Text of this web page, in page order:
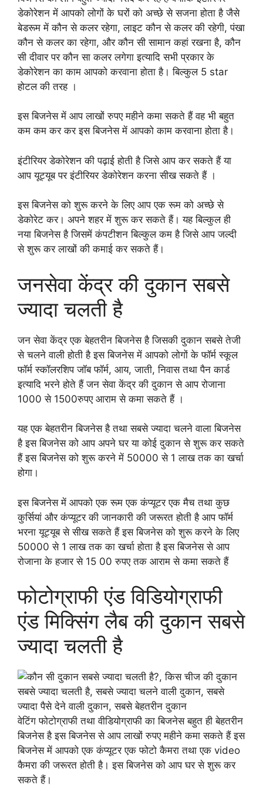
डेकोरेशन में आपको लोगों के घरों को अच्छे से सजना होता है जैसे
बेडरूम में कौन से कलर रहेगा, लाइट कौन से कलर की रहेगी, पंखा
कौन से कलर का रहेगा, और कौन सी सामान कहां रखना है, कौन
सी दीवार पर कौन सा कलर लगेगा इत्यादि सभी प्रकार के
डेकोरेशन का काम आपको करवाना होता है। बिल्कुल 5 star
होटल की तरह ।
इस बिजनेस में आप लाखों रुपए महीने कमा सकते हैं वह भी बहुत
कम कम कर कर इस बिजनेस में आपको काम करवाना होता है।
इंटीरियर डेकोरेशन की पढ़ाई होती है जिसे आप कर सकते हैं या
आप यूट्यूब पर इंटीरियर डेकोरेशन करना सीख सकते हैं ।
इस बिजनेस को शुरू करने के लिए आप एक रूम को अच्छे से
डेकोरेट कर। अपने शहर में शुरू कर सकते हैं। यह बिल्कुल ही
नया बिजनेस है जिसमें कंपटीशन बिल्कुल कम है जिसे आप जल्दी
से शुरू कर लाखों की कमाई कर सकते हैं।
जनसेवा केंद्र की दुकान सबसे
ज्यादा चलती है
जन सेवा केंद्र एक बेहतरीन बिजनेस है जिसकी दुकान सबसे तेजी
से चलने वाली होती है इस बिजनेस में आपको लोगों के फॉर्म स्कूल
फॉर्म स्कॉलरशिप जॉब फॉर्म, आय, जाती, निवास तथा पैन कार्ड
इत्यादि भरने होते हैं जन सेवा केंद्र की दुकान से आप रोजाना
1000 से 1500रुपए आराम से कमा सकते हैं ।
यह एक बेहतरीन बिजनेस है तथा सबसे ज्यादा चलने वाला बिजनेस
है इस बिजनेस को आप अपने घर या कोई दुकान से शुरू कर सकते
हैं इस बिजनेस को शुरू करने में 50000 से 1 लाख तक का खर्चा
होगा।
इस बिजनेस में आपको एक रूम एक कंप्यूटर एक मैच तथा कुछ
कुर्सियां और कंप्यूटर की जानकारी की जरूरत होती है आप फॉर्म
भरना यूट्यूब से सीख सकते हैं इस बिजनेस को शुरू करने के लिए
50000 से 1 लाख तक का खर्चा होता है इस बिजनेस से आप
रोजाना के हजार से 15 00 रुपए तक आराम से कमा सकते हैं
फोटोग्राफी एंड विडियोग्राफी
एंड मिक्सिंग लैब की दुकान सबसे
ज्यादा चलती है
वेटिंग फोटोग्राफी तथा वीडियोग्राफी का बिजनेस बहुत ही बेहतरीन
बिजनेस है इस बिजनेस से आप लाखों रुपए महीने कमा सकते हैं इस
बिजनेस में आपको एक कंप्यूटर एक फोटो कैमरा तथा एक video
कैमरा की जरूरत होती है। इस बिजनेस को आप घर से शुरू कर
सकते हैं।